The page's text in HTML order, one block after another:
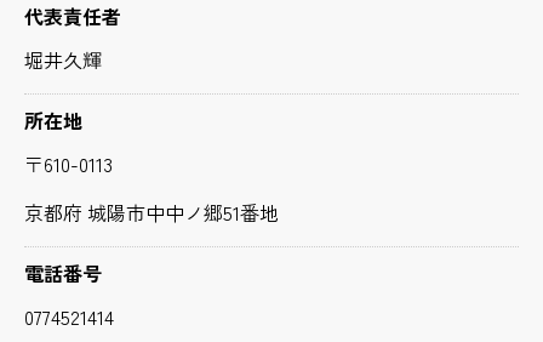
代表責任者
堀井久輝
所在地
〒610-0113
京都府 城陽市中中ノ郷51番地
電話番号
0774521414